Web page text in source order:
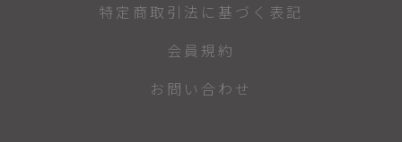
特定商取引法に基づく表記
会員規約
お問い合わせ